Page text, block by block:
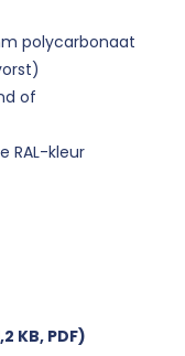
polycarbonaat
of
RAL-kleur
KB, PDF)